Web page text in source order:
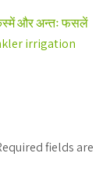
और अन्तः फसलें
irrigation
fields are